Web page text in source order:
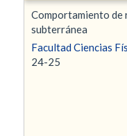
Comportamiento de
subterránea
Facultad Ciencias
24-25